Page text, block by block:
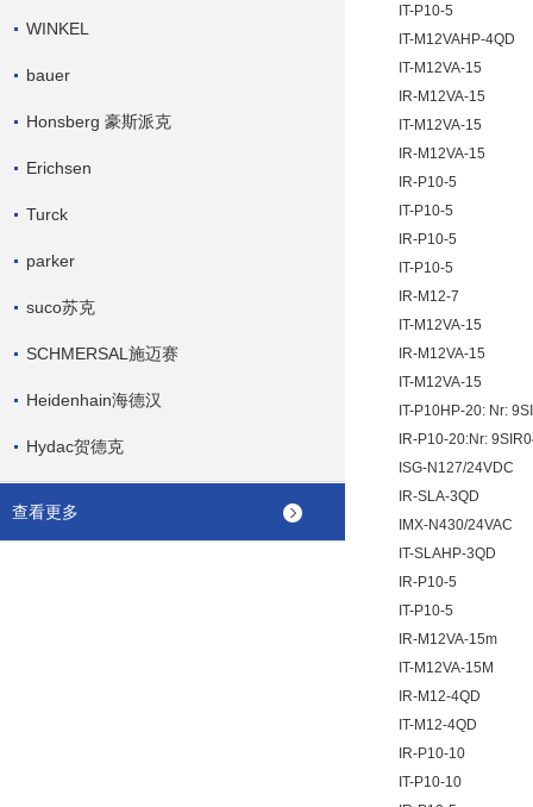
WINKEL
bauer
Honsberg 豪斯派克
Erichsen
Turck
parker
suco苏克
SCHMERSAL施迈赛
Heidenhain海德汉
Hydac贺德克
查看更多
IT-P10-5
IT-M12VAHP-4QD
IT-M12VA-15
IR-M12VA-15
IT-M12VA-15
IR-M12VA-15
IR-P10-5
IT-P10-5
IR-P10-5
IT-P10-5
IR-M12-7
IT-M12VA-15
IR-M12VA-15
IT-M12VA-15
IT-P10HP-20: Nr:
IR-P10-20:Nr:
ISG-N127/24VDC
IR-SLA-3QD
IMX-N430/24VAC
IT-SLAHP-3QD
IR-P10-5
IT-P10-5
IR-M12VA-15m
IT-M12VA-15M
IR-M12-4QD
IT-M12-4QD
IR-P10-10
IT-P10-10